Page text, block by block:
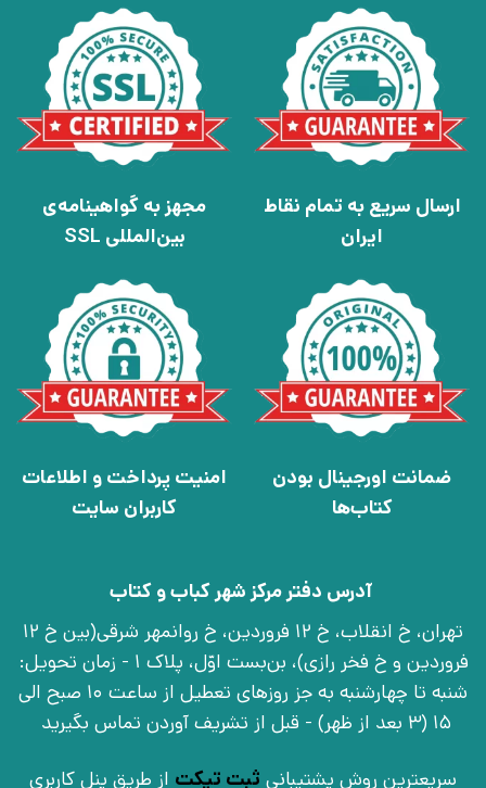
ارسال سریع به تمام نقاط
ایران
مجهز به گواهینامه‌ی
بین‌المللی SSL
ضمانت اورجینال بودن
کتاب‌ها
امنیت پرداخت و اطلاعات
کاربران سایت
آدرس دفتر مرکز شهر کباب و کتاب
تهران، خ انقلاب، خ 12 فروردین، خ روانمهر شرقی(بین خ 12
فروردین و خ فخر رازی)، بن‌بست اوّل، پلاک 1 - زمان تحویل:
شنبه تا چهارشنبه به جز روزهای تعطیل از ساعت 10 صبح الی
15 (3 بعد از ظهر) - قبل از تشریف آوردن تماس بگیرید
سریعترین روش پشتیبانی ثبت تیکت از طریق پنل کاربری